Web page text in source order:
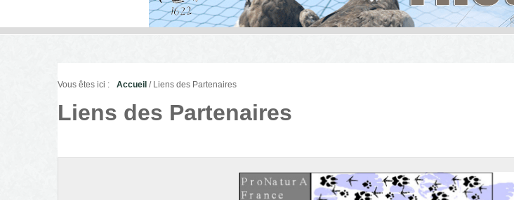
Vous êtes ici : Accueil / Liens des Partenaires
Liens des Partenaires